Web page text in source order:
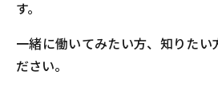
す。
一緒に働いてみたい方、知りたい
ださい。